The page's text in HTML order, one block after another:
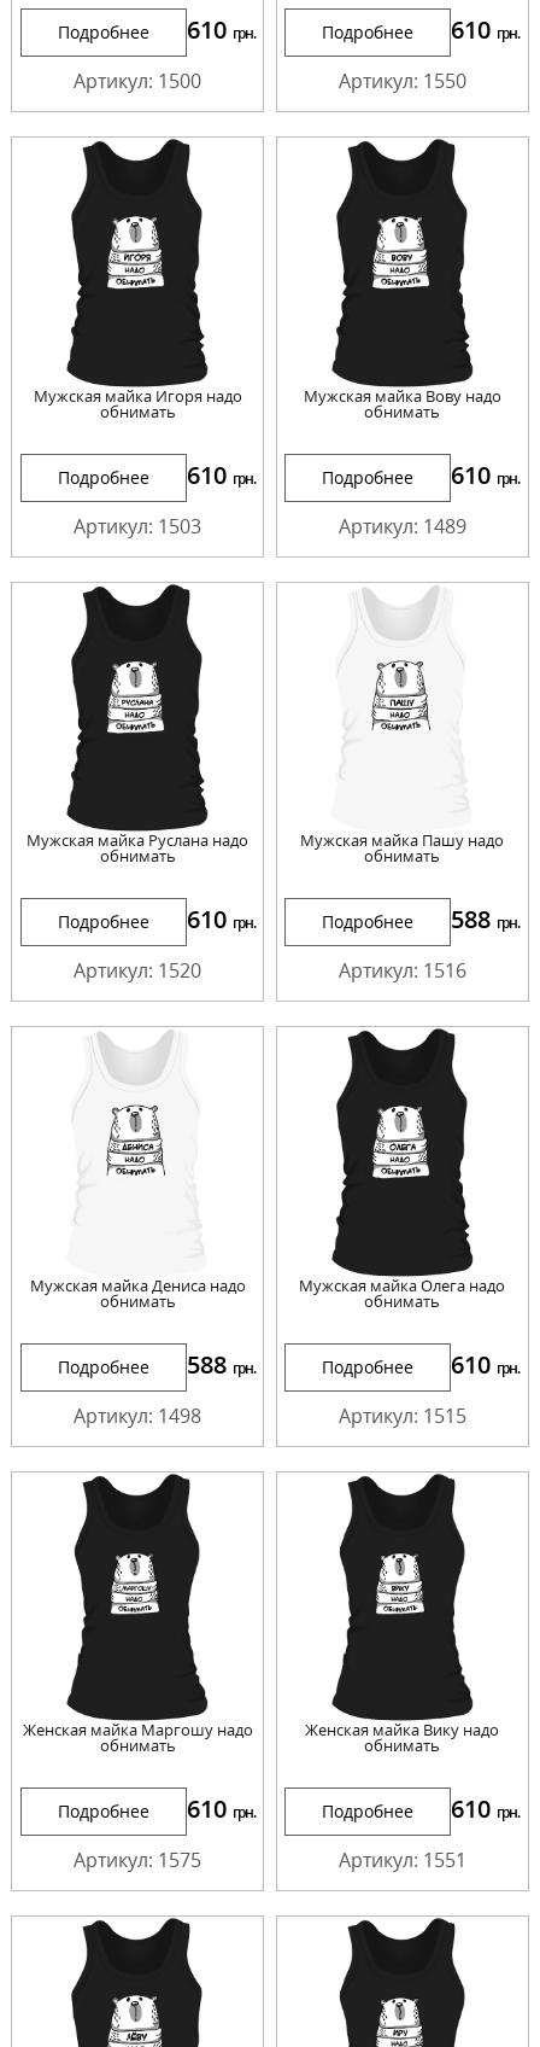
Подробнее 610 грн.
Артикул: 1500
Подробнее 610 грн.
Артикул: 1550
Мужская майка Игоря надо
обнимать
Подробнее 610 грн.
Артикул: 1503
Мужская майка Вову надо
обнимать
Подробнее 610 грн.
Артикул: 1489
Мужская майка Руслана надо
обнимать
Подробнее 610 грн.
Артикул: 1520
Мужская майка Пашу надо
обнимать
Подробнее 588 грн.
Артикул: 1516
Мужская майка Дениса надо
обнимать
Подробнее 588 грн.
Артикул: 1498
Мужская майка Олега надо
обнимать
Подробнее 610 грн.
Артикул: 1515
Женская майка Маргошу надо
обнимать
Подробнее 610 грн.
Артикул: 1575
Женская майка Вику надо
обнимать
Подробнее 610 грн.
Артикул: 1551